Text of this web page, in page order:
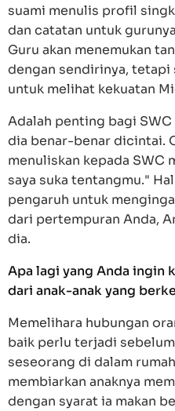
suami menulis profil
dan catatan untuk
Guru akan menemukan
dengan sendirinya, tetapi
untuk melihat kekuatan
Adalah penting bagi
dia benar-benar dicintai.
menuliskan kepada SWC
saya suka tentangmu."
pengaruh untuk
dari pertempuran Anda,
dia.
Apa lagi yang Anda ingin
dari anak-anak yang
Memelihara hubungan
baik perlu terjadi
seseorang di dalam
membiarkan anaknya
dengan syarat ia makan